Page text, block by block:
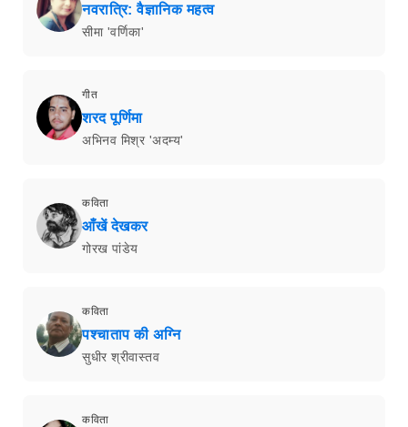
नवरात्रि: वैज्ञानिक महत्व
सीमा 'वर्णिका'
गीत
शरद पूर्णिमा
अभिनव मिश्र 'अदम्य'
कविता
आँखें देखकर
गोरख पांडेय
कविता
पश्चाताप की अग्नि
सुधीर श्रीवास्तव
कविता